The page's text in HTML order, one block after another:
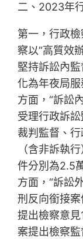
二、2023年
第一，行政
察以“高質效
堅持訴訟內
化為年夜局
方面，“訴訟
受理行政訴
裁判監督、
（含非訴執
件分別為2.5
方面，“訴訟
刑反向銜接
提出檢察意
案提出檢察